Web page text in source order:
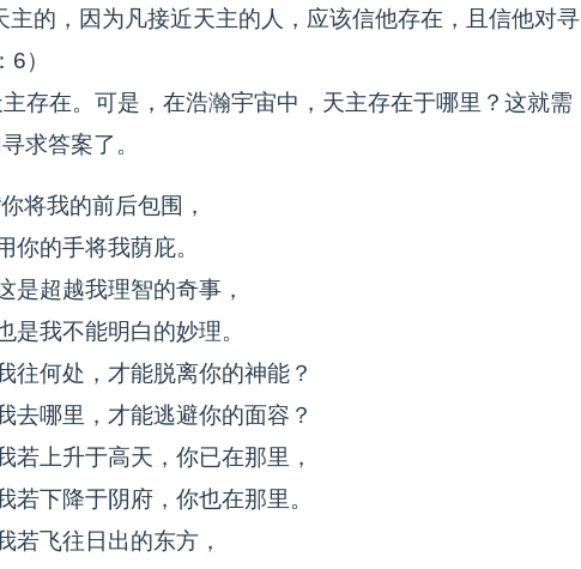
的，因为凡接近天主的人，应该信他存在，且信他对寻
）
存在。可是，在浩瀚宇宙中，天主存在于哪里？这就需
求答案了。
你将我的前后包围，
你的手将我荫庇。
是超越我理智的奇事，
是我不能明白的妙理。
往何处，才能脱离你的神能？
去哪里，才能逃避你的面容？
若上升于高天，你已在那里，
若下降于阴府，你也在那里。
若飞往日出的东方，